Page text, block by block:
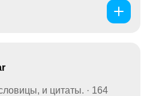
и цитаты. · 164